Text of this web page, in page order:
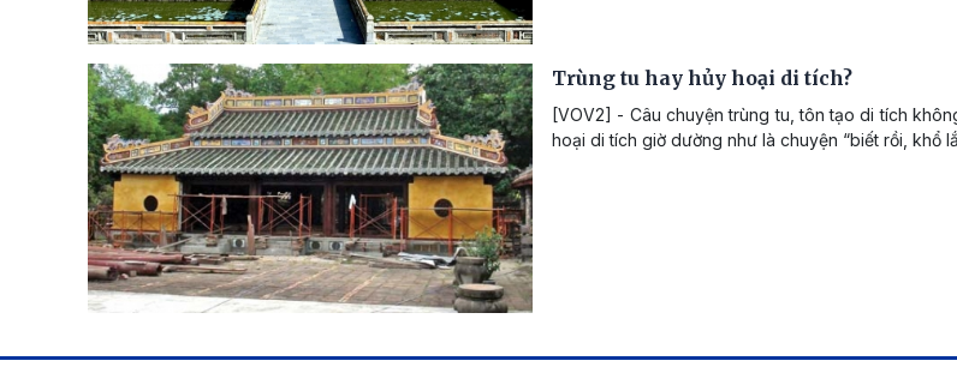
Trùng tu hay hủy hoại di tích?
[VOV2] - Câu chuyện trùng tu, tôn tạo di tích
hoại di tích giờ dường như là chuyện “biết rồi, khổ